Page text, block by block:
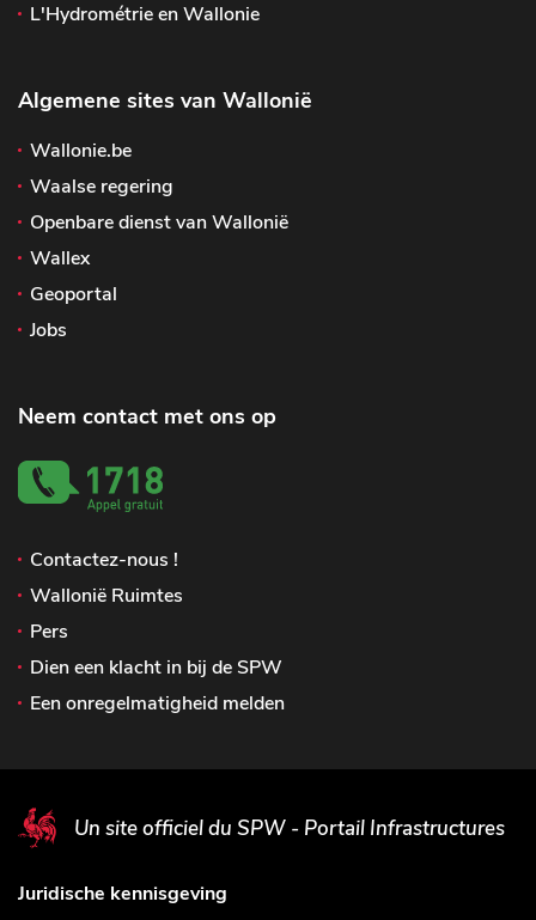
L'Hydrométrie en Wallonie
Algemene sites van Wallonië
Wallonie.be
Waalse regering
Openbare dienst van Wallonië
Wallex
Geoportal
Jobs
Neem contact met ons op
Contactez-nous !
Wallonië Ruimtes
Pers
Dien een klacht in bij de SPW
Een onregelmatigheid melden
Un site officiel du SPW - Portail Infrastructures
Juridische kennisgeving